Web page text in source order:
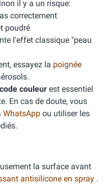
il y a un risque:
correctement
poudré
l'effet classique "peau
essayez la poignée
couleur est essentiel
En cas de doute, vous
WhatsApp ou utiliser les
la surface avant
antisilicone en spray .